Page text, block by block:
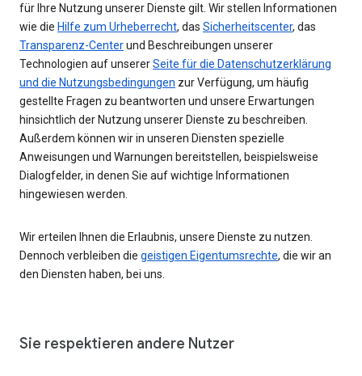
für Ihre Nutzung unserer Dienste gilt. Wir stellen Informationen
wie die Hilfe zum Urheberrecht, das Sicherheitscenter, das
Transparenz-Centerund Beschreibungen unserer
Technologien auf unsererSeite für die Datenschutzerklärung
und die Nutzungsbedingungen zur Verfügung, um häufig
gestellte Fragen zu beantworten und unsere Erwartungen
hinsichtlich der Nutzung unserer Dienste zu beschreiben.
Außerdem können wir in unseren Diensten spezielle
Anweisungen und Warnungen bereitstellen, beispielsweise
Dialogfelder, in denen Sie auf wichtige Informationen
hingewiesen werden.
Wir erteilen Ihnen die Erlaubnis, unsere Dienste zu nutzen.
Dennoch verbleiben die geistigen Eigentumsrechte, die wir an
den Diensten haben, bei uns.
Sie respektieren andere Nutzer